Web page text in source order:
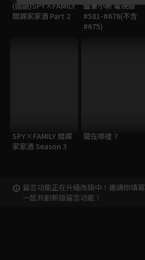
(國語)SPY×FAMILY
間諜家家酒 Part 2
蠟筆小新 電視版
#581-#676(不含
#675)
SPY×FAMILY 間諜
家家酒 Season 3
龍在哪裡？
留言功能正在升級改版中！邀請你填寫
一起共創新版留言功能！